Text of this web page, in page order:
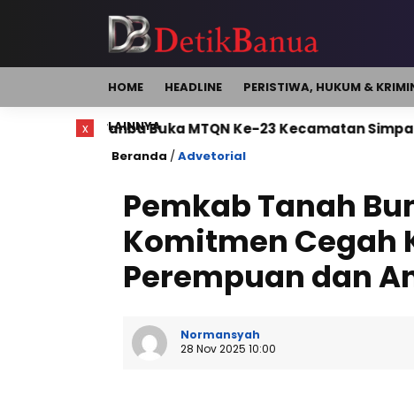
HOME HEADLINE PERISTIWA, HUKUM &
LAINNYA
Buka MTQN Ke-23 Kecamatan Simpang Empat
Beranda /Advetorial
Pemkab Tanah
Komitmen Cegah
Perempuan dan
Normansyah
28 Nov 2025 10:00
x